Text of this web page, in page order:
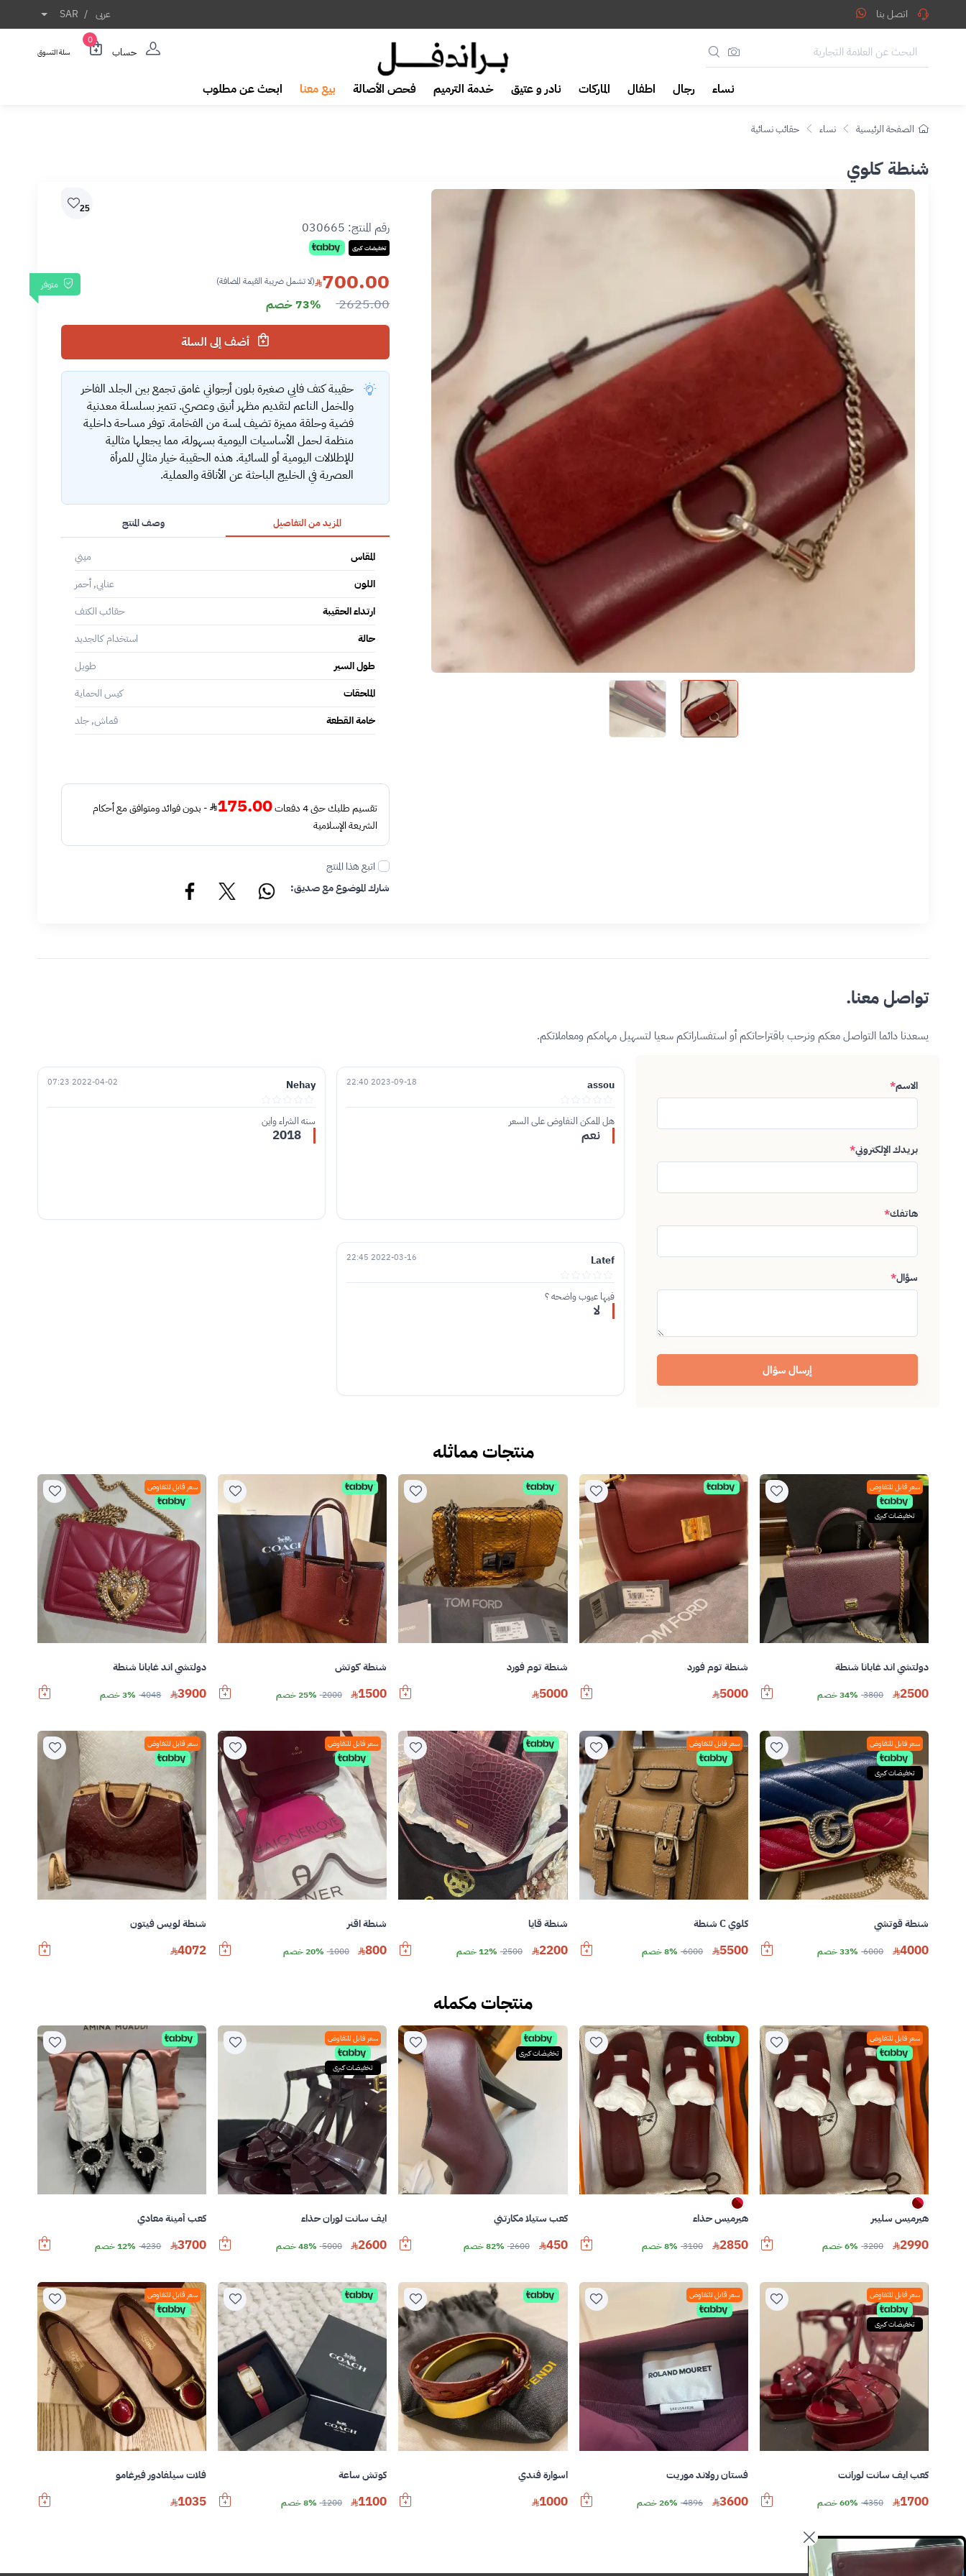
اتصل بنا عربى /
SAR
حساب
0
سلة التسوق
نساء رجال اطفال الماركات نادر و عتيق خدمة الترميم فحص الأصالة بيع معنا ابحث عن مطلوب
الصفحة الرئيسية نساء حقائب نسائية
شنطة كلوي
25
رقم المنتج: 030665
تخفيضات كبرى
متوفر 700.00 (لا تشمل ضريبة القيمة المضافة)
2625.00 73% خصم
أضف إلى السلة
حقيبة كتف فايي صغيرة بلون أرجواني غامق تجمع بين الجلد الفاخر
والمخمل الناعم لتقديم مظهر أنيق وعصري. تتميز بسلسلة معدنية
فضية وحلقة مميزة تضيف لمسة من الفخامة. توفر مساحة داخلية
منظمة لحمل الأساسيات اليومية بسهولة، مما يجعلها مثالية
للإطلالات اليومية أو المسائية. هذه الحقيبة خيار مثالي للمرأة
العصرية في الخليج الباحثة عن الأناقة والعملية.
المزيد من التفاصيل
المقاس
ميني
اللون
عنابي, أحمر
ارتداء الحقيبة
حقائب الكتف
حالة
استخدام كالجديد
طول السير
طويل
الملحقات
كيس الحماية
خامة القطعة
قماش, جلد
وصف المنتج
تقسيم طلبك حتى 4 دفعات 175.00 - بدون فوائد ومتوافق مع أحكام
الشريعة الإسلامية
اتبع هذا المنتج
شارك الموضوع مع صديق:
تواصل معنا.
يسعدنا دائما التواصل معكم ونرحب باقتراحاتكم أو استفساراتكم سعيا لتسهيل مهامكم ومعاملاتكم.
الاسم*
بريدك الإلكتروني*
هاتفك*
سؤال*
إرسال سؤال
assou
2023-09-18 22:40
هل الممكن النفاوض على السعر
نعم
Nehay
2022-04-02 07:23
سنه الشراء واين
2018
Latef
2022-03-16 22:45
فيها عيوب واضحه ؟
لا
منتجات مماثله
سعر قابل للتفاوض
تخفيضات كبرى
دولتشي اند غابانا شنطة
2500
3800 34% خصم
شنطة توم فورد
5000
شنطة توم فورد
5000
شنطة كوتش
1500
2000 25% خصم
سعر قابل للتفاوض
دولتشي اند غابانا شنطة
3900
4048 3% خصم
سعر قابل للتفاوض
تخفيضات كبرى
شنطة قوتشي
4000
6000 33% خصم
سعر قابل للتفاوض
كلوي C شنطة
5500
6000 8% خصم
شنطة قايا
2200
2500 12% خصم
سعر قابل للتفاوض
شنطة اقنر
800
1000 20% خصم
سعر قابل للتفاوض
شنطة لويس فيتون
4072
منتجات مكمله
سعر قابل للتفاوض
هيرميس سليبر
2990
3200 6% خصم
هيرميس حذاء
2850
3100 8% خصم
تخفيضات كبرى
كعب ستيلا مكارتني
450
2600 82% خصم
سعر قابل للتفاوض
تخفيضات كبرى
ايف سانت لوران حذاء
2600
5000 48% خصم
كعب أمينة معادي
3700
4230 12% خصم
سعر قابل للتفاوض
تخفيضات كبرى
كعب ايف سانت لورانت
1700
4350 60% خصم
سعر قابل للتفاوض
فستان رولاند موريت
3600
4896 26% خصم
اسوارة فندي
1000
كوتش ساعة
1100
1200 8% خصم
سعر قابل للتفاوض
فلات سيلفادور فيرغامو
1035